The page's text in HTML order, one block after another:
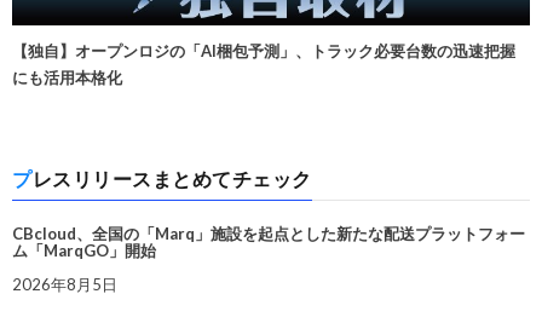
【独自】オープンロジの「AI梱包予測」、トラック必要台数の迅速把握
にも活用本格化
プレスリリースまとめてチェック
CBcloud、全国の「Marq」施設を起点とした新たな配送プラットフォー
ム「MarqGO」開始
2026年8月5日